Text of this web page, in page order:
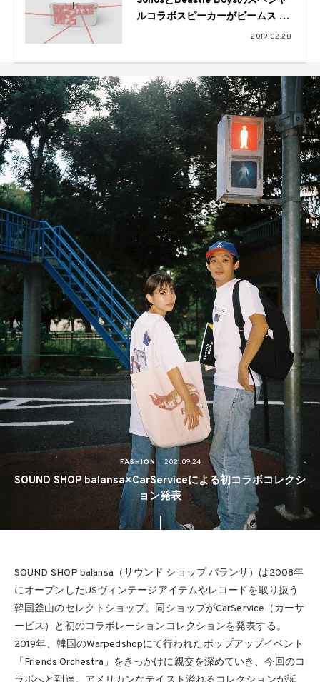
ルコラボスピーカーがビームス 六
2019.02.28
FASHION 2021.09.24
SOUND SHOP balansa×CarServiceによる初コラボコレクシ
ョン発表
SOUND SHOP balansa（サウンド ショップ バランサ）は2008年
にオープンしたUSヴィンテージアイテムやレコードを取り扱う
韓国釜山のセレクトショップ。同ショップがCarService（カーサ
ービス）と初のコラボレーションコレクションを発表する。
2019年、韓国のWarpedshopにて行われたポップアップイベント
「Friends Orchestra」をきっかけに親交を深めていき、今回のコ